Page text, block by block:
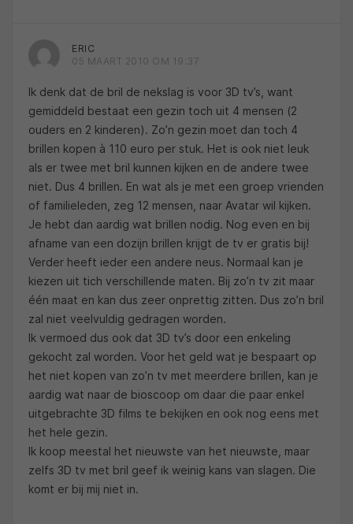
ERIC
05 MAART 2010 OM 19:37
Ik denk dat de bril de nekslag is voor 3D tv’s, want
gemiddeld bestaat een gezin toch uit 4 mensen (2
ouders en 2 kinderen). Zo’n gezin moet dan toch 4
brillen kopen à 110 euro per stuk. Het is ook niet leuk
als er twee met bril kunnen kijken en de andere twee
niet. Dus 4 brillen. En wat als je met een groep vrienden
of familieleden, zeg 12 mensen, naar Avatar wil kijken.
Je hebt dan aardig wat brillen nodig. Nog even en bij
afname van een dozijn brillen krijgt de tv er gratis bij!
Verder heeft ieder een andere neus. Normaal kan je
kiezen uit tich verschillende maten. Bij zo’n tv zit maar
één maat en kan dus zeer onprettig zitten. Dus zo’n bril
zal niet veelvuldig gedragen worden.
Ik vermoed dus ook dat 3D tv’s door een enkeling
gekocht zal worden. Voor het geld wat je bespaart op
het niet kopen van zo’n tv met meerdere brillen, kan je
aardig wat naar de bioscoop om daar die paar enkel
uitgebrachte 3D films te bekijken en ook nog eens met
het hele gezin.
Ik koop meestal het nieuwste van het nieuwste, maar
zelfs 3D tv met bril geef ik weinig kans van slagen. Die
komt er bij mij niet in.